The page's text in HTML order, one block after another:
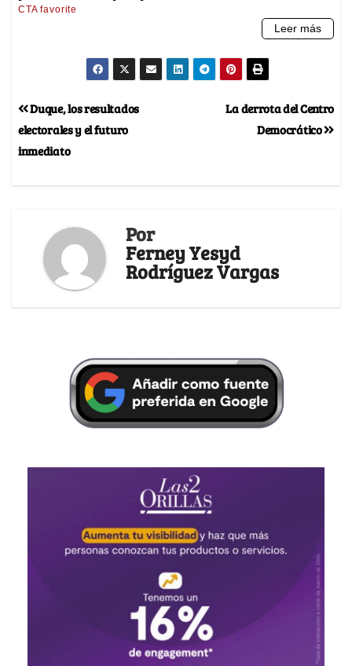
La derrota del Centro
Democrático
Duque, los resultados
electorales y el futuro
inmediato
Por
Ferney Yesyd
Rodríguez Vargas